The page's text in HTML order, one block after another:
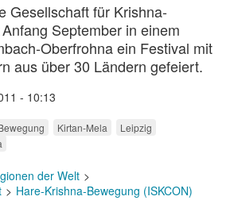
Gesellschaft für Krishna-
September in einem
Oberfrohna ein Festival mit
aus über 30 Ländern gefeiert.
- 10:13
Kirtan-Mela
Leipzig
der Welt
Hare-Krishna-Bewegung (ISKCON)